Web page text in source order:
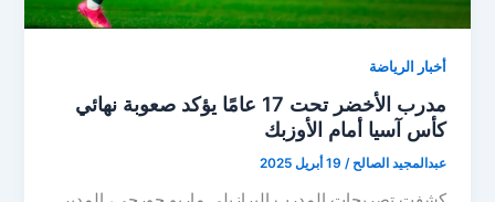
أخبار الرياضة
مدرب الأخضر تحت 17 عامًا يؤكد صعوبة نهائي
كأس آسيا أمام الأوزبك
عبدالمجيد الصالح/ 19 أبريل 2025